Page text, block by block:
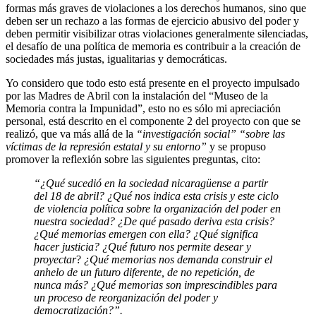
formas más graves de violaciones a los derechos humanos, sino que
deben ser un rechazo a las formas de ejercicio abusivo del poder y
deben permitir visibilizar otras violaciones generalmente silenciadas,
el desafío de una política de memoria es contribuir a la creación de
sociedades más justas, igualitarias y democráticas.
Yo considero que todo esto está presente en el proyecto impulsado
por las Madres de Abril con la instalación del “Museo de la
Memoria contra la Impunidad”, esto no es sólo mi apreciación
personal, está descrito en el componente 2 del proyecto con que se
realizó, que va más allá de la “investigación social” “sobre las
víctimas de la represión estatal y su entorno” y se propuso
promover la reflexión sobre las siguientes preguntas, cito:
“¿Qué sucedió en la sociedad nicaragüense a partir
del 18 de abril? ¿Qué nos indica esta crisis y este ciclo
de violencia política sobre la organización del poder en
nuestra sociedad? ¿De qué pasado deriva esta crisis?
¿Qué memorias emergen con ella? ¿Qué significa
hacer justicia? ¿Qué futuro nos permite desear y
proyectar? ¿Qué memorias nos demanda construir el
anhelo de un futuro diferente, de no repetición, de
nunca más? ¿Qué memorias son imprescindibles para
un proceso de reorganización del poder y
democratización?”.